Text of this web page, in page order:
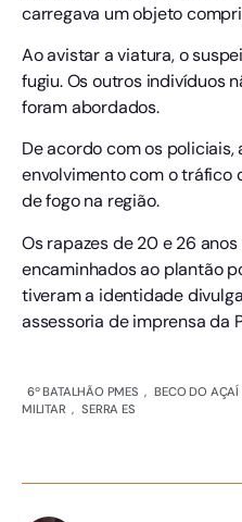
carregava um objeto
Ao avistar a viatura, o
fugiu. Os outros indivíduos
foram abordados.
De acordo com os
envolvimento com o tráfico
de fogo na região.
Os rapazes de 20 e 26
encaminhados ao plantão
tiveram a identidade
assessoria de imprensa da
6º BATALHÃO PMES , BECO DO AÇAÍ
MILITAR , SERRA ES